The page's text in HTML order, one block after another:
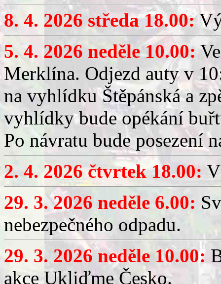
8. 4. 2026 středa 18.00:
5. 4. 2026 neděle 10.00:
Merklína. Odjezd auty v
na vyhlídku Štěpánská a
vyhlídky bude opékání
Po návratu bude posezení
2. 4. 2026 čtvrtek 18.00:
29. 3. 2026 neděle 6.00:
nebezpečného odpadu.
29. 3. 2026 neděle 10.00:
akce Ukliďme Česko.